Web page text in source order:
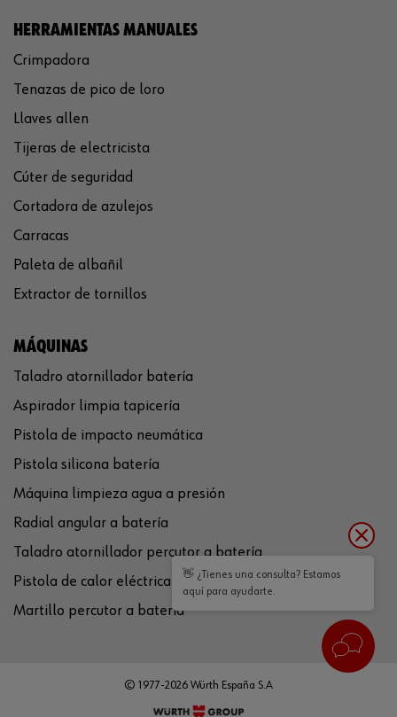
HERRAMIENTAS MANUALES
Crimpadora
Tenazas de pico de loro
Llaves allen
Tijeras de electricista
Cúter de seguridad
Cortadora de azulejos
Carracas
Paleta de albañil
Extractor de tornillos
MÁQUINAS
Taladro atornillador batería
Aspirador limpia tapicería
Pistola de impacto neumática
Pistola silicona batería
Máquina limpieza agua a presión
Radial angular a batería
Taladro atornillador percutor a batería
Pistola de calor eléctrica
Martillo percutor a batería
© 1977-2026 Würth España S.A
👋 ¿Tienes una consulta? Estamos
aquí para ayudarte.